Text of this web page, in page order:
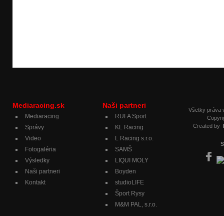
Mediaracing.sk
Mediaracing
Správy
Video
Fotogaléria
Výsledky
Naši partneri
Kontakt
Všetky práva
Created by
Naši partneri
RUFA Sport
KL Racing
L Racing s.r.o.
SAMŠ
LIQUI MOLY
Boyden
studioLIFE
Šport Rysy
M&M PAL, s.r.o.